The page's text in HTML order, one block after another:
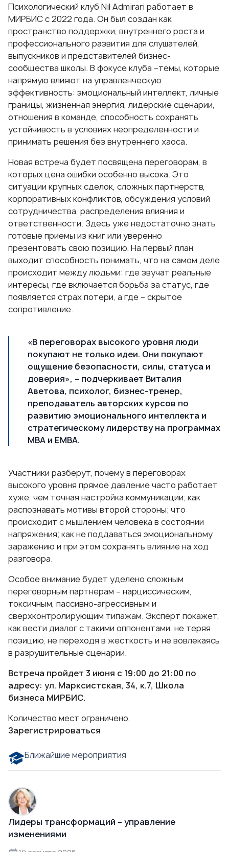
Психологический клуб Nil Admirari работает в
МИРБИС с 2022 года. Он был создан как
пространство поддержки, внутреннего роста и
профессионального развития для слушателей,
выпускников и представителей бизнес-
сообщества школы. В фокусе клуба –темы, которые
напрямую влияют на управленческую
эффективность: эмоциональный интеллект, личные
границы, жизненная энергия, лидерские сценарии,
отношения в команде, способность сохранять
устойчивость в условиях неопределенности и
принимать решения без внутреннего хаоса.
Новая встреча будет посвящена переговорам, в
которых цена ошибки особенно высока. Это
ситуации крупных сделок, сложных партнерств,
корпоративных конфликтов, обсуждения условий
сотрудничества, распределения влияния и
ответственности. Здесь уже недостаточно знать
готовые приемы из книг или уверенно
презентовать свою позицию. На первый план
выходит способность понимать, что на самом деле
происходит между людьми: где звучат реальные
интересы, где включается борьба за статус, где
появляется страх потери, а где – скрытое
сопротивление.
«В переговорах высокого уровня люди
покупают не только идеи. Они покупают
ощущение безопасности, силы, статуса и
доверия», – подчеркивает Виталия
Аветова, психолог, бизнес-тренер,
преподаватель авторских курсов по
развитию эмоционального интеллекта и
стратегическому лидерству на программах
МВА и ЕМВА.
Участники разберут, почему в переговорах
высокого уровня прямое давление часто работает
хуже, чем точная настройка коммуникации; как
распознавать мотивы второй стороны; что
происходит с мышлением человека в состоянии
напряжения; как не поддаваться эмоциональному
заражению и при этом сохранять влияние на ход
разговора.
Особое внимание будет уделено сложным
переговорным партнерам – нарциссическим,
токсичным, пассивно-агрессивным и
сверхконтролирующим типажам. Эксперт покажет,
как вести диалог с такими оппонентами, не теряя
позицию, не переходя в жесткость и не вовлекаясь
в разрушительные сценарии.
Встреча пройдет 3 июня с 19:00 до 21:00 по
адресу: ул. Марксистская, 34, к.7, Школа
бизнеса МИРБИС.
Количество мест ограничено.
Зарегистрироваться
Ближайшие мероприятия
Лидеры трансформаций – управление
изменениями